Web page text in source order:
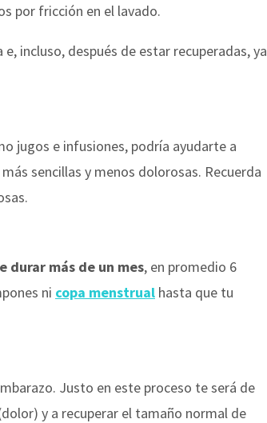
por fricción en el lavado.
incluso, después de estar recuperadas, ya
jugos e infusiones, podría ayudarte a
sencillas y menos dolorosas. Recuerda
durar más de un mes, en promedio 6
ni copa menstrual hasta que tu
Justo en este proceso te será de
y a recuperar el tamaño normal de